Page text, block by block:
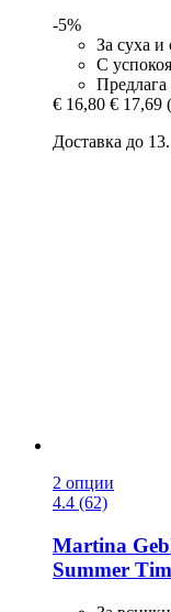
-5%
За суха и
С
Предлага
€ 16,80 € 17,69
Доставка до
2 опции
4.4 (62)
Martina
Summer